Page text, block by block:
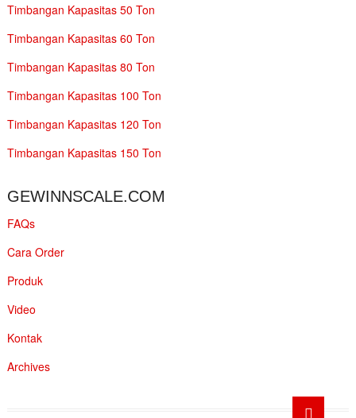
Timbangan Kapasitas 50 Ton
Timbangan Kapasitas 60 Ton
Timbangan Kapasitas 80 Ton
Timbangan Kapasitas 100 Ton
Timbangan Kapasitas 120 Ton
Timbangan Kapasitas 150 Ton
GEWINNSCALE.COM
FAQs
Cara Order
Produk
Video
Kontak
Archives
Go